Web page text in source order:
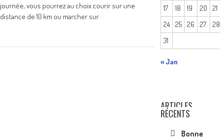
journée, vous pourrez au choix courir sur une
distance de 10 km ou marcher sur
17
18 19 20
21
24 25 26 27
28
31
« Jan
ARTICLES
RÉCENTS
Bonne